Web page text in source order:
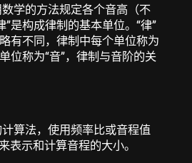
学的方法规定各个音高（不
”是构成律制的基本单位。“律”
有不同，律制中每个单位称为
位称为“音”，律制与音阶的关
算法，使用频率比或音程值
表示和计算音程的大小。